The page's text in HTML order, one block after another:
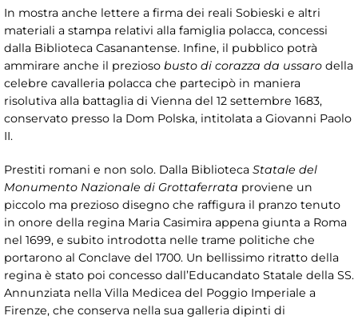
In mostra anche lettere a firma dei reali Sobieski e altri
materiali a stampa relativi alla famiglia polacca, concessi
dalla Biblioteca Casanantense. Infine, il pubblico potrà
ammirare anche il prezioso busto di corazza da ussaro della
celebre cavalleria polacca che partecipò in maniera
risolutiva alla battaglia di Vienna del 12 settembre 1683,
conservato presso la Dom Polska, intitolata a Giovanni Paolo
II.
Prestiti romani e non solo. Dalla Biblioteca Statale del
Monumento Nazionale di Grottaferrata proviene un
piccolo ma prezioso disegno che raffigura il pranzo tenuto
in onore della regina Maria Casimira appena giunta a Roma
nel 1699, e subito introdotta nelle trame politiche che
portarono al Conclave del 1700. Un bellissimo ritratto della
regina è stato poi concesso dall’Educandato Statale della SS.
Annunziata nella Villa Medicea del Poggio Imperiale a
Firenze, che conserva nella sua galleria dipinti di